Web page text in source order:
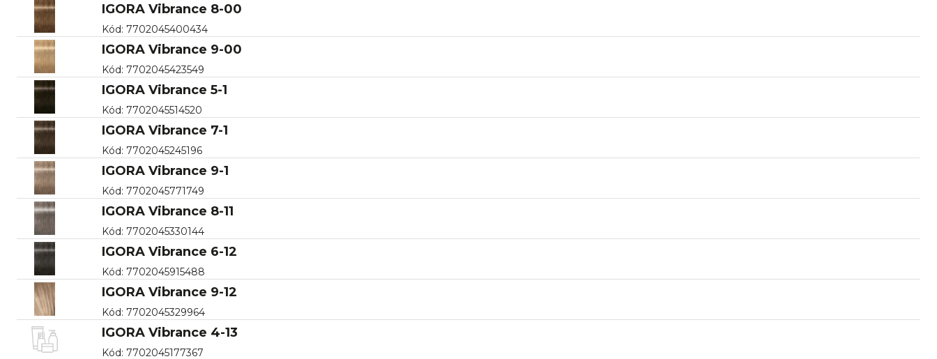
IGORA Vibrance 8-00
Kód: 7702045400434
IGORA Vibrance 9-00
Kód: 7702045423549
IGORA Vibrance 5-1
Kód: 7702045514520
IGORA Vibrance 7-1
Kód: 7702045245196
IGORA Vibrance 9-1
Kód: 7702045771749
IGORA Vibrance 8-11
Kód: 7702045330144
IGORA Vibrance 6-12
Kód: 7702045915488
IGORA Vibrance 9-12
Kód: 7702045329964
IGORA Vibrance 4-13
Kód: 7702045177367